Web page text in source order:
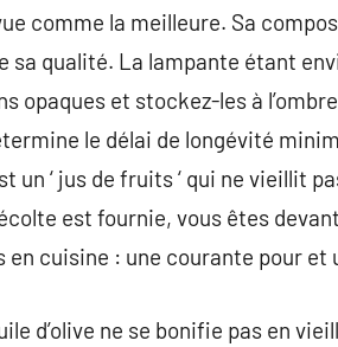
comme la meilleure. Sa
sa qualité. La lampante étant
opaques et stockez-les à
le délai de longévité
un ‘ jus de fruits ‘ qui ne vieillit
est fournie, vous êtes
cuisine : une courante pour et
d’olive ne se bonifie pas en